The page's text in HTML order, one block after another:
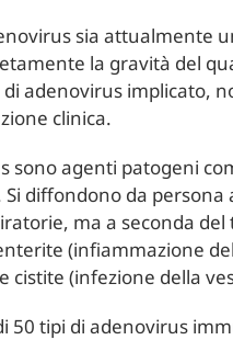
sia attualmente
la gravità del
adenovirus implicato,
clinica.
sono agenti patogeni
diffondono da
ma a seconda
(infiammazione
cistite (infezione della
50 tipi di adenovirus